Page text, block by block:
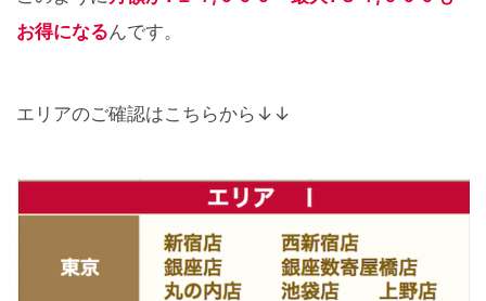
お得になるんです。
エリアのご確認はこちらから↓↓